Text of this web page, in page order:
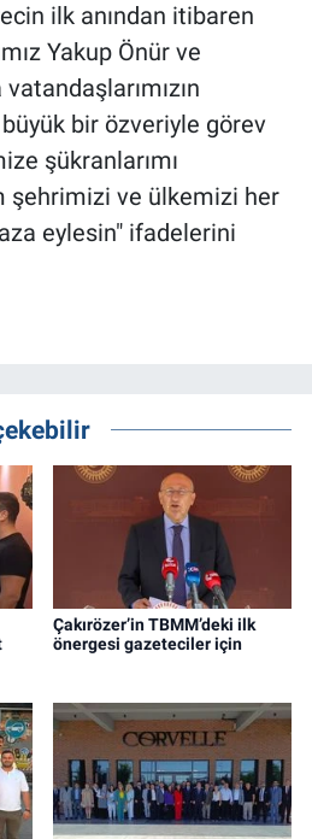
ilk anından itibaren
Yakup Önür ve
büyük bir özveriyle görev
şükranlarımı
şehrimizi ve ülkemizi her
eylesin" ifadelerini
Çakırözer’in TBMM’deki ilk
önergesi gazeteciler için